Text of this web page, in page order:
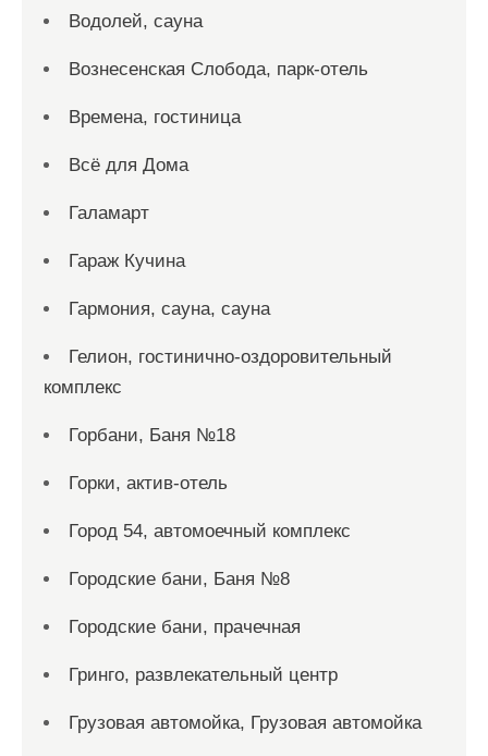
Водолей, сауна
Вознесенская Слобода, парк-отель
Времена, гостиница
Всё для Дома
Галамарт
Гараж Кучина
Гармония, сауна, сауна
Гелион, гостинично-оздоровительный
комплекс
Горбани, Баня №18
Горки, актив-отель
Город 54, автомоечный комплекс
Городские бани, Баня №8
Городские бани, прачечная
Гринго, развлекательный центр
Грузовая автомойка, Грузовая автомойка